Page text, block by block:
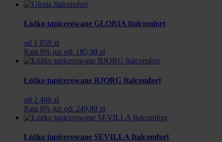
Łóżko tapicerowane GLORIA Italcomfort
od 1 859 zł
Rata 0% już od: 185,90 zł
Łóżko tapicerowane BJORG Italcomfort
od 2 498 zł
Rata 0% już od: 249,80 zł
Łóżko tapicerowane SEVILLA Italcomfort